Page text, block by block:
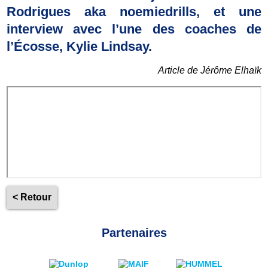
Rodrigues aka noemiedrills, et une
interview avec l’une des coaches de
l’Écosse, Kylie Lindsay.
Article de Jérôme Elhaïk
< Retour
Partenaires